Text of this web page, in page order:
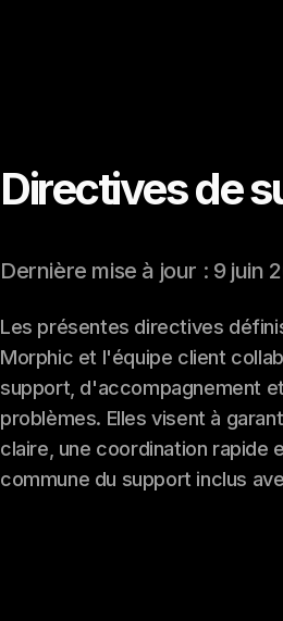
Directives de
Dernière mise à jour : 9 juin
Les présentes directives
Morphic et l'équipe client
support, d'accompagnement
problèmes. Elles visent à
claire, une coordination rapide
commune du support inclus